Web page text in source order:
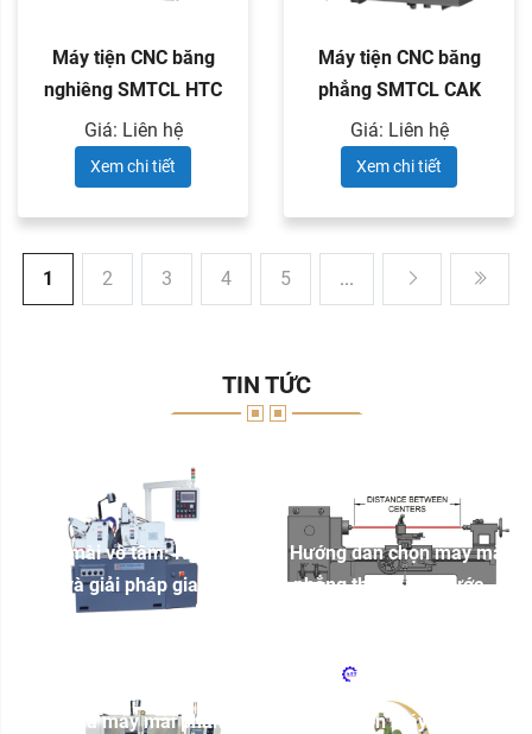
Máy tiện CNC băng
nghiêng SMTCL HTC
series
Giá: Liên hệ
Xem chi tiết
Máy tiện CNC băng
phẳng SMTCL CAK
series
Giá: Liên hệ
Xem chi tiết
1 2 3 4 5 ...
TIN TỨC
Máy mài vô tâm: Nguyên
lý và giải pháp gia ...
Hướng dẫn chọn máy mài
phẳng theo kích thước ...
Báo giá máy mài phẳng
Cách chọn máy tán đinh